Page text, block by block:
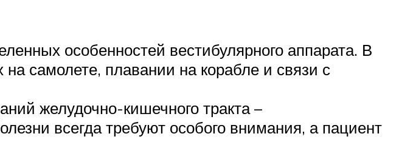
особенностей вестибулярного аппарата. В
самолете, плавании на корабле и связи с
желудочно-кишечного тракта –
всегда требуют особого внимания, а пациент